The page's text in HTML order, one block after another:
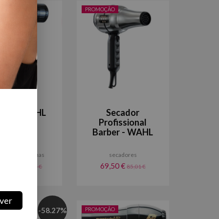
WAHL
e Pranchas
142,07 €
PROMOÇÃO
Secador
Profissional
Barber - WAHL
secadores
69,50 € 85,01 €
-58.27% PROMOÇÃO